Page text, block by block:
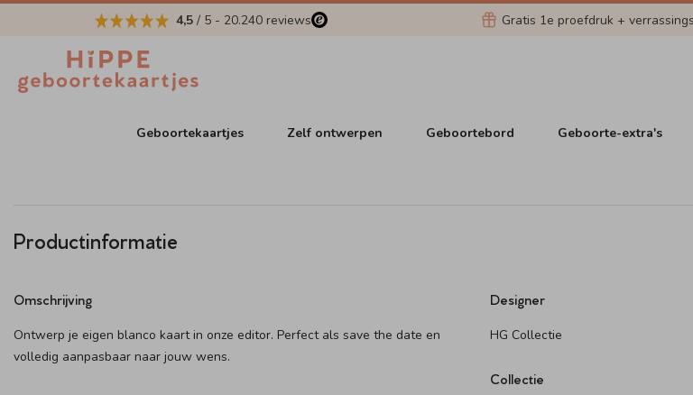
4,5 / 5 - 20.240 reviews Gratis 1e proefdruk +
Geboortekaartjes Zelf ontwerpen Geboortebord Geboorte-extra's
Productinformatie
Omschrijving
Ontwerp je eigen blanco kaart in onze editor. Perfect als save the date en
volledig aanpasbaar naar jouw wens.
Designer
HG Collectie
Collectie